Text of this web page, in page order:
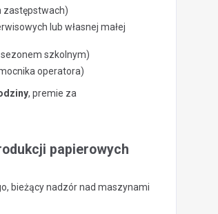
zastępstwach)
lub własnej małej
szkolnym)
operatora)
, premie za
papierowych
bieżący nadzór nad maszynami